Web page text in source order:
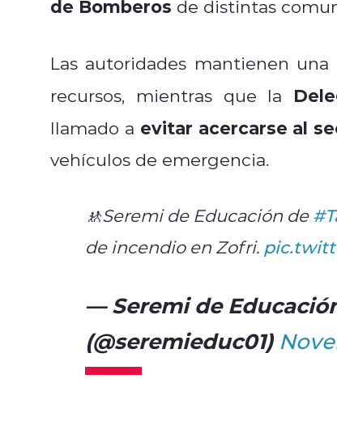
de Bomberos de distintas
Las autoridades mantienen una
recursos, mientras que la
llamado a evitar acercarse al
vehículos de emergencia.
🚸Seremi de Educación de
de incendio en Zofri.
— Seremi de
(@seremieduc01)